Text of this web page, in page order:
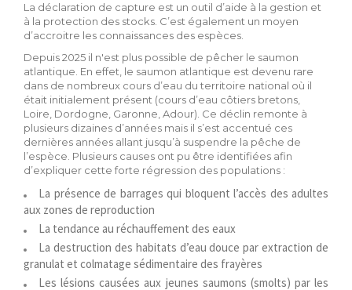
La déclaration de capture est un outil d’aide à la gestion et
à la protection des stocks. C’est également un moyen
d’accroitre les connaissances des espèces.
Depuis 2025 il n'est plus possible de pêcher le saumon
atlantique. En effet, le saumon atlantique est devenu rare
dans de nombreux cours d’eau du territoire national où il
était initialement présent (cours d’eau côtiers bretons,
Loire, Dordogne, Garonne, Adour). Ce déclin remonte à
plusieurs dizaines d’années mais il s’est accentué ces
dernières années allant jusqu’à suspendre la pêche de
l’espèce. Plusieurs causes ont pu être identifiées afin
d’expliquer cette forte régression des populations :
La présence de barrages qui bloquent l’accès des adultes
aux zones de reproduction
La tendance au réchauffement des eaux
La destruction des habitats d’eau douce par extraction de
granulat et colmatage sédimentaire des frayères
Les lésions causées aux jeunes saumons (smolts) par les